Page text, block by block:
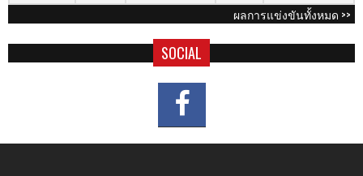
ผลการแข่งขันทั้งหมด >>
SOCIAL